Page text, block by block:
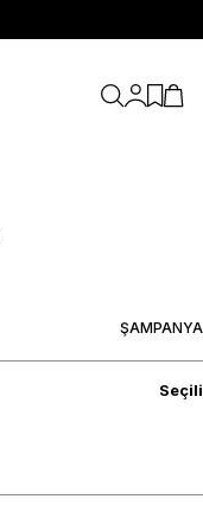
Hesabım
ŞAMPANYA
Seçili